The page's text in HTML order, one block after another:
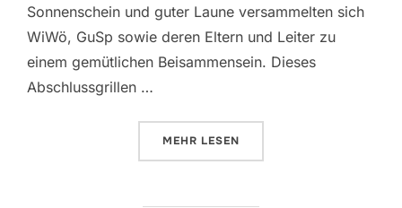
Sonnenschein und guter Laune versammelten sich
WiWö, GuSp sowie deren Eltern und Leiter zu
einem gemütlichen Beisammensein. Dieses
Abschlussgrillen …
MEHR ÜBER “ABSCHLUSSGRILLEN
LESEN